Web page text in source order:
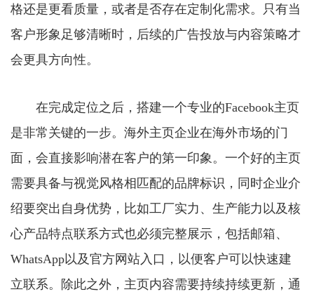
格还是更看质量，或者是否存在定制化需求。只有当
客户形象足够清晰时，后续的广告投放与内容策略才
会更具方向性。
在完成定位之后，搭建一个专业的Facebook主页
是非常关键的一步。海外主页企业在海外市场的门
面，会直接影响潜在客户的第一印象。一个好的主页
需要具备与视觉风格相匹配的品牌标识，同时企业介
绍要突出自身优势，比如工厂实力、生产能力以及核
心产品特点联系方式也必须完整展示，包括邮箱、
WhatsApp以及官方网站入口，以便客户可以快速建
立联系。除此之外，主页内容需要持续持续更新，通